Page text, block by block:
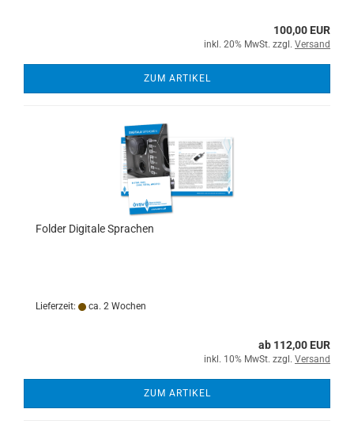
100,00 EUR
inkl. 20% MwSt. zzgl. Versand
ZUM ARTIKEL
Folder Digitale Sprachen
Lieferzeit: ca. 2 Wochen
ab 112,00 EUR
inkl. 10% MwSt. zzgl. Versand
ZUM ARTIKEL